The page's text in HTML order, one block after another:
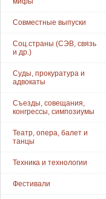
Совместные выпуски
Соц.страны (СЭВ, связь
и др.)
Суды, прокуратура и
адвокаты
Съезды, совещания,
конгрессы, симпозиумы
Театр, опера, балет и
танцы
Техника и технологии
Фестивали